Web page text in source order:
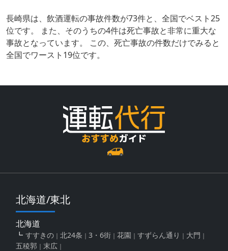
長崎県は、飲酒運転の事故件数が73件と、全国でベスト25
位です。 また、そのうちの4件は死亡事故と非常に重大な
事故となっています。 この、死亡事故の件数だけでみると
全国でワースト19位です。
北海道/東北
北海道
すすきの 北24条 3・6街 花園 すずらん通り
大門
五稜郭
末広